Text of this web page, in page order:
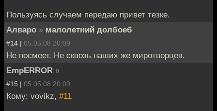
Пользуясь случаем передаю привет тезке.
Алваро » малолетний долбоеб
#14 | 05.05.08 20:09
Не посмеет. Не сквозь наших же миротворцев.
EmpERROR »
#15 | 05.05.08 20:09
Кому: vovikz, #11